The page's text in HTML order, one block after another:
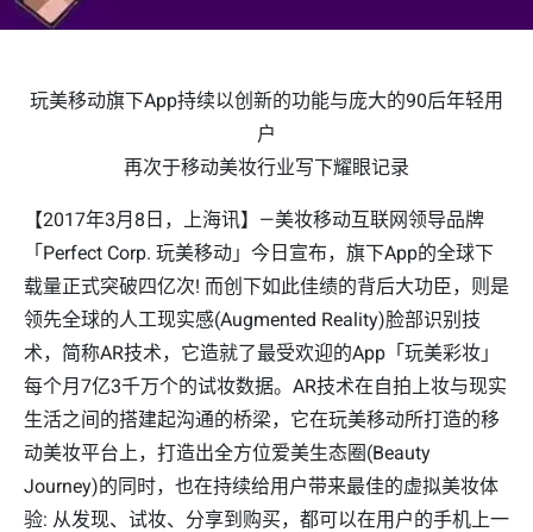
玩美移动旗下App持续以创新的功能与庞大的90后年轻用
户
再次于移动美妆行业写下耀眼记录
【2017年3月8日，上海讯】—美妆移动互联网领导品牌
「Perfect Corp. 玩美移动」今日宣布，旗下App的全球下
载量正式突破四亿次! 而创下如此佳绩的背后大功臣，则是
领先全球的人工现实感(Augmented Reality)脸部识别技
术，简称AR技术，它造就了最受欢迎的App「玩美彩妆」
每个月7亿3千万个的试妆数据。AR技术在自拍上妆与现实
生活之间的搭建起沟通的桥梁，它在玩美移动所打造的移
动美妆平台上，打造出全方位爱美生态圈(Beauty
Journey)的同时，也在持续给用户带来最佳的虚拟美妆体
验: 从发现、试妆、分享到购买，都可以在用户的手机上一